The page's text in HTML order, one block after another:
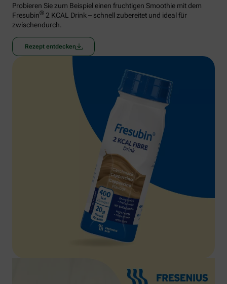
Probieren Sie zum Beispiel einen fruchtigen Smoothie mit dem
Fresubin® 2 KCAL Drink – schnell zubereitet und ideal für
zwischendurch.
Rezept entdecken